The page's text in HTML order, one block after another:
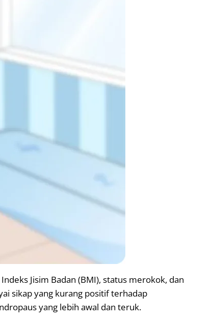
Jisim Badan (BMI), status merokok, dan
sikap yang kurang positif terhadap
yang lebih awal dan teruk.